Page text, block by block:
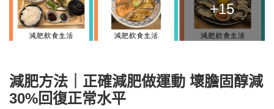
+15
減肥方法｜正確減肥做運動 壞膽固醇減
30%回復正常水平